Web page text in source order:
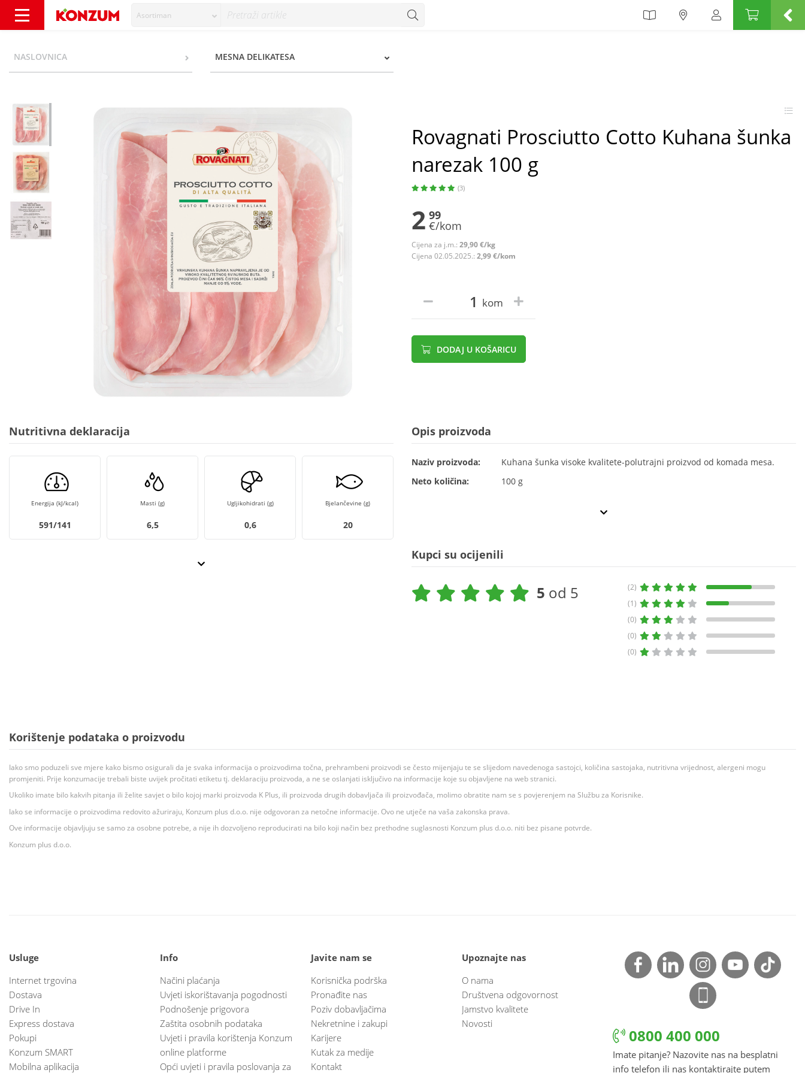
Asortiman
NASLOVNICA MESNA DELIKATESA
Rovagnati Prosciutto Cotto Kuhana šunka
narezak 100 g
(3)
2 99
€/kom
Cijena za j.m.: 29,90 €/kg
Cijena 02.05.2025.: 2,99 €/kom
kom
DODAJ U KOŠARICU
Nutritivna deklaracija
Energija (kJ/kcal)
591/141
Masti (g)
6,5
Ugljikohidrati (g)
0,6
Bjelančevine (g)
20
Opis proizvoda
Naziv proizvoda:
Kuhana šunka visoke kvalitete-polutrajni proizvod od komada mesa.
Neto količina:
100 g
Kupci su ocijenili
5 od 5
(2)
(1)
(0)
(0)
(0)
Korištenje podataka o proizvodu
Iako smo poduzeli sve mjere kako bismo osigurali da je svaka informacija o proizvodima točna, prehrambeni proizvodi se često mijenjaju te se slijedom navedenoga sastojci, količina sastojaka, nutritivna vrijednost, alergeni mogu
promjeniti. Prije konzumacije trebali biste uvijek pročitati etiketu tj. deklaraciju proizvoda, a ne se oslanjati isključivo na informacije koje su objavljene na web stranici.
Ukoliko imate bilo kakvih pitanja ili želite savjet o bilo kojoj marki proizvoda K Plus, ili proizvoda drugih dobavljača ili proizvođača, molimo obratite nam se s povjerenjem na Službu za Korisnike.
Iako se informacije o proizvodima redovito ažuriraju, Konzum plus d.o.o. nije odgovoran za netočne informacije. Ovo ne utječe na vaša zakonska prava.
Ove informacije objavljuju se samo za osobne potrebe, a nije ih dozvoljeno reproducirati na bilo koji način bez prethodne suglasnosti Konzum plus d.o.o. niti bez pisane potvrde.
Konzum plus d.o.o.
Usluge
Internet trgovina
Dostava
Drive In
Express dostava
Pokupi
Konzum SMART
Mobilna aplikacija
Info
Načini plaćanja
Uvjeti iskorištavanja pogodnosti
Podnošenje prigovora
Zaštita osobnih podataka
Uvjeti i pravila korištenja Konzum
online platforme
Opći uvjeti i pravila poslovanja za
Javite nam se
Korisnička podrška
Pronađite nas
Poziv dobavljačima
Nekretnine i zakupi
Karijere
Kutak za medije
Kontakt
Upoznajte nas
O nama
Društvena odgovornost
Jamstvo kvalitete
Novosti
0800 400 000
Imate pitanje? Nazovite nas na besplatni
info telefon ili nas kontaktirajte putem